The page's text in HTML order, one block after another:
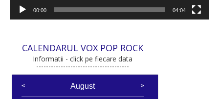
00:00 04:04
CALENDARUL VOX POP ROCK
Informatii - click pe fiecare data
August